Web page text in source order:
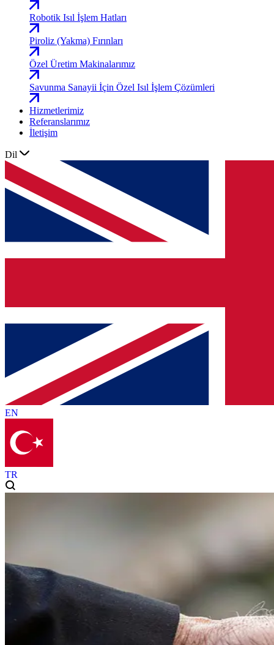
Robotik Isıl İşlem Hatları
Piroliz (Yakma) Fırınları
Özel Üretim Makinalarımız
Savunma Sanayii İçin Özel Isıl İşlem Çözümleri
Hizmetlerimiz
Referanslarımız
İletişim
Dil
EN
TR